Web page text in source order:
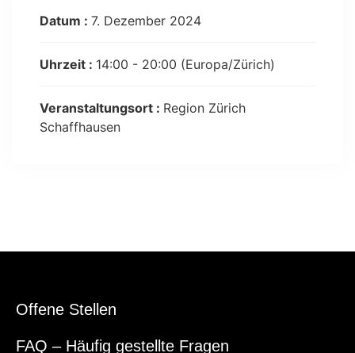
Datum : 7. Dezember 2024
Uhrzeit : 14:00 - 20:00 (Europa/Zürich)
Veranstaltungsort : Region Zürich
Schaffhausen
Offene Stellen
FAQ – Häufig gestellte Fragen